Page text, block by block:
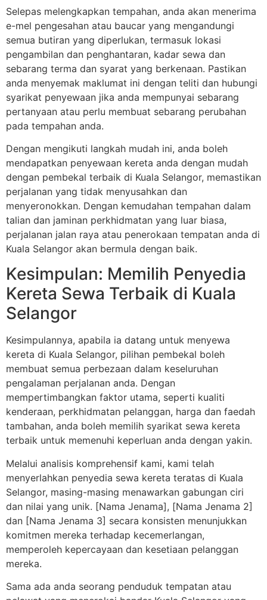
Selepas melengkapkan tempahan, anda akan menerima
e-mel pengesahan atau baucar yang mengandungi
semua butiran yang diperlukan, termasuk lokasi
pengambilan dan penghantaran, kadar sewa dan
sebarang terma dan syarat yang berkenaan. Pastikan
anda menyemak maklumat ini dengan teliti dan hubungi
syarikat penyewaan jika anda mempunyai sebarang
pertanyaan atau perlu membuat sebarang perubahan
pada tempahan anda.
Dengan mengikuti langkah mudah ini, anda boleh
mendapatkan penyewaan kereta anda dengan mudah
dengan pembekal terbaik di Kuala Selangor, memastikan
perjalanan yang tidak menyusahkan dan
menyeronokkan. Dengan kemudahan tempahan dalam
talian dan jaminan perkhidmatan yang luar biasa,
perjalanan jalan raya atau penerokaan tempatan anda di
Kuala Selangor akan bermula dengan baik.
Kesimpulan: Memilih Penyedia
Kereta Sewa Terbaik di Kuala
Selangor
Kesimpulannya, apabila ia datang untuk menyewa
kereta di Kuala Selangor, pilihan pembekal boleh
membuat semua perbezaan dalam keseluruhan
pengalaman perjalanan anda. Dengan
mempertimbangkan faktor utama, seperti kualiti
kenderaan, perkhidmatan pelanggan, harga dan faedah
tambahan, anda boleh memilih syarikat sewa kereta
terbaik untuk memenuhi keperluan anda dengan yakin.
Melalui analisis komprehensif kami, kami telah
menyerlahkan penyedia sewa kereta teratas di Kuala
Selangor, masing-masing menawarkan gabungan ciri
dan nilai yang unik. [Nama Jenama], [Nama Jenama 2]
dan [Nama Jenama 3] secara konsisten menunjukkan
komitmen mereka terhadap kecemerlangan,
memperoleh kepercayaan dan kesetiaan pelanggan
mereka.
Sama ada anda seorang penduduk tempatan atau